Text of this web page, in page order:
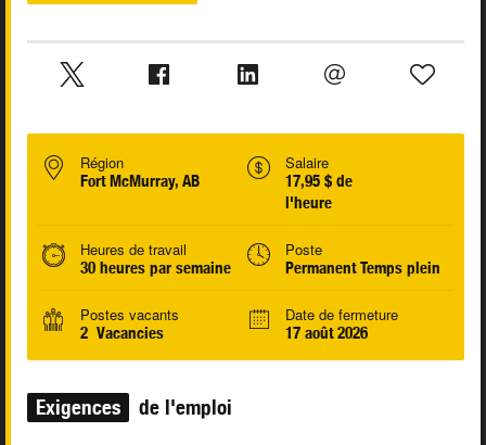
Région
Fort McMurray, AB
Salaire
17,95 $ de
l'heure
Heures de travail
30 heures par semaine
Poste
Permanent Temps plein
Postes vacants
2 Vacancies
Date de fermeture
17 août 2026
Exigences de l'emploi